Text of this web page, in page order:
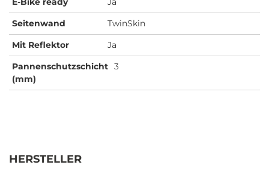
Seitenwand
TwinSkin
Mit Reflektor
Ja
Pannenschutzschicht
(mm)
3
HERSTELLER